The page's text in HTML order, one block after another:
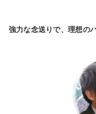
強力な念送りで、理想の